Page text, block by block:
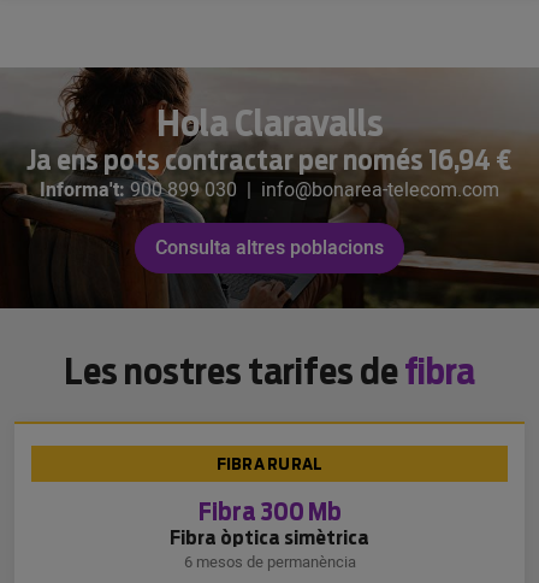
Hola Claravalls
Ja ens pots contractar per només 16,94 €
Informa't:900 899 030 | info@bonarea-telecom.com
Consulta altres poblacions
Les nostres tarifes defibra
FIBRA RURAL
Fibra 300 Mb
Fibra òptica simètrica
6 mesos de permanència